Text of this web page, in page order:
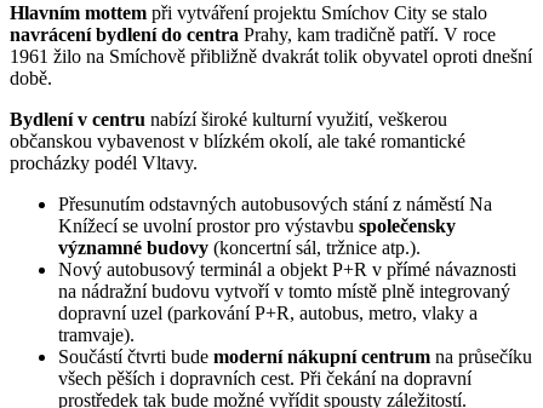
Hlavním mottem při vytváření projektu Smíchov City se stalo
navrácení bydlení do centra Prahy, kam tradičně patří. V roce
1961 žilo na Smíchově přibližně dvakrát tolik obyvatel oproti dnešní
době.
Bydlení v centru nabízí široké kulturní využití, veškerou
občanskou vybavenost v blízkém okolí, ale také romantické
procházky podél Vltavy.
Přesunutím odstavných autobusových stání z náměstí Na
Knížecí se uvolní prostor pro výstavbu společensky
významné budovy (koncertní sál, tržnice atp.).
Nový autobusový terminál a objekt P+R v přímé návaznosti
na nádražní budovu vytvoří v tomto místě plně integrovaný
dopravní uzel (parkování P+R, autobus, metro, vlaky a
tramvaje).
Součástí čtvrti bude moderní nákupní centrum na průsečíku
všech pěších i dopravních cest. Při čekání na dopravní
prostředek tak bude možné vyřídit spousty záležitostí.